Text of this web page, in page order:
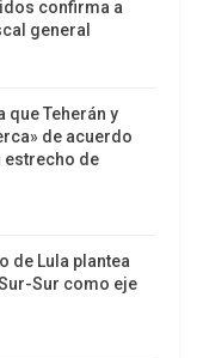
confirma a
general
que Teherán y
de acuerdo
estrecho de
de Lula plantea
Sur como eje